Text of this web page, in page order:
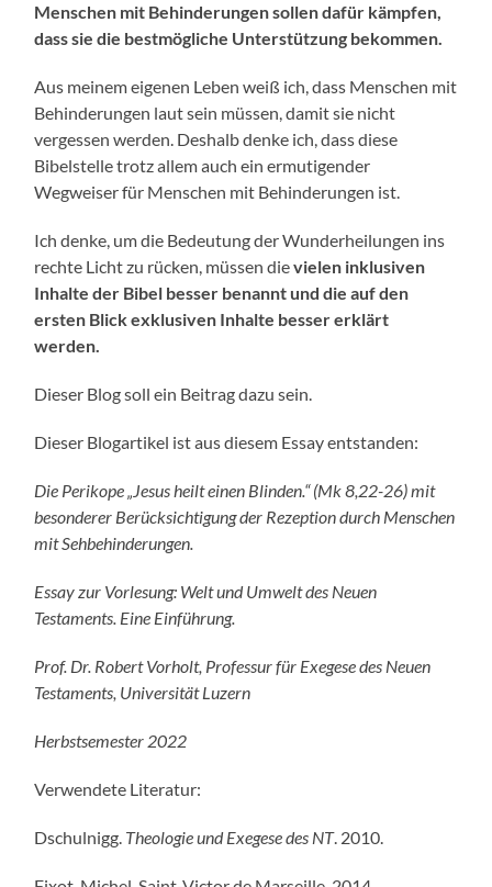
Menschen mit Behinderungen sollen dafür kämpfen,
dass sie die bestmögliche Unterstützung bekommen.
Aus meinem eigenen Leben weiß ich, dass Menschen mit
Behinderungen laut sein müssen, damit sie nicht
vergessen werden. Deshalb denke ich, dass diese
Bibelstelle trotz allem auch ein ermutigender
Wegweiser für Menschen mit Behinderungen ist.
Ich denke, um die Bedeutung der Wunderheilungen ins
rechte Licht zu rücken, müssen dievielen inklusiven
Inhalte der Bibel besser benannt und die auf den
ersten Blick exklusiven Inhalte besser erklärt
werden.
Dieser Blog soll ein Beitrag dazu sein.
Dieser Blogartikel ist aus diesem Essay entstanden:
Die Perikope „Jesus heilt einen Blinden.“ (Mk 8,22-26) mit
besonderer Berücksichtigung der Rezeption durch Menschen
mit Sehbehinderungen.
Essay zur Vorlesung: Welt und Umwelt des Neuen
Testaments. Eine Einführung.
Prof. Dr. Robert Vorholt, Professur für Exegese des Neuen
Testaments, Universität Luzern
Herbstsemester 2022
Verwendete Literatur:
Dschulnigg. Theologie und Exegese des NT. 2010.